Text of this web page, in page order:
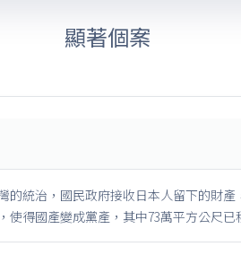
顯著個案
的統治，國民政府接收日本人留下的財
使得國產變成黨產，其中73萬平方公尺已